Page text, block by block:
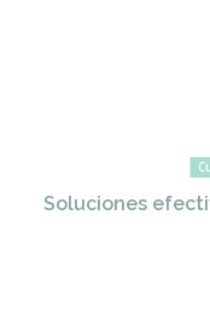
Soluciones